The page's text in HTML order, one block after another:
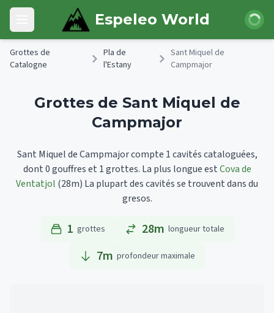
Skip to main content
Open main menu Espeleo World
Grottes de
Catalogne
Pla de
l'Estany
Sant Miquel de
Campmajor
Grottes de Sant Miquel de
Campmajor
Sant Miquel de Campmajor compte 1 cavités cataloguées,
dont 0 gouffres et 1 grottes. La plus longue estCova de
Ventatjol (28m) La plupart des cavités se trouvent dans du
gresos.
1 grottes 28m longueur totale
7m profondeur maximale